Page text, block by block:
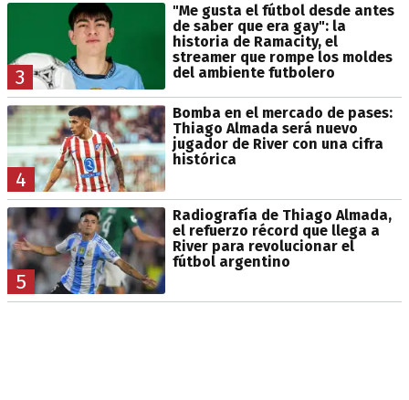
3
"Me gusta el fútbol desde antes
de saber que era gay": la
historia de Ramacity, el
streamer que rompe los moldes
del ambiente futbolero
4
Bomba en el mercado de pases:
Thiago Almada será nuevo
jugador de River con una cifra
histórica
5
Radiografía de Thiago Almada,
el refuerzo récord que llega a
River para revolucionar el
fútbol argentino